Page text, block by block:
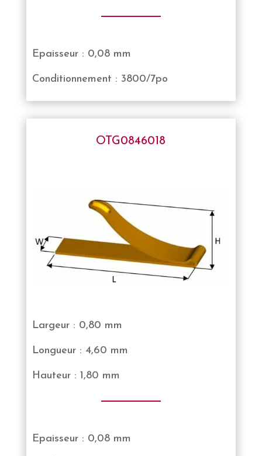
Epaisseur : 0,08 mm
Conditionnement : 3800/7po
OTG0846018
Largeur : 0,80 mm
Longueur : 4,60 mm
Hauteur : 1,80 mm
Epaisseur : 0,08 mm